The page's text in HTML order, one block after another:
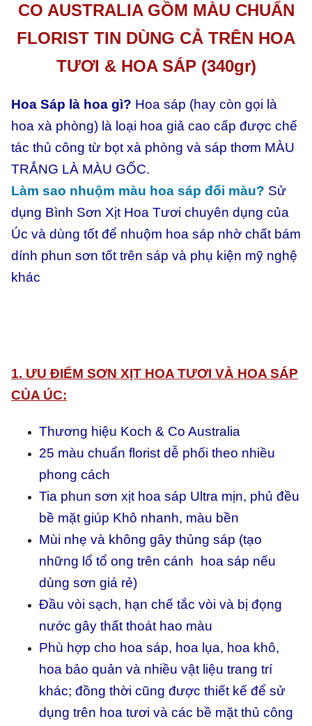
CO AUSTRALIA GỒM MÀU CHUẨN
FLORIST TIN DÙNG CẢ TRÊN HOA
TƯƠI & HOA SÁP (340gr)
Hoa Sáp là hoa gì? Hoa sáp (hay còn gọi là
hoa xà phòng) là loại hoa giả cao cấp được chế
tác thủ công từ bọt xà phòng và sáp thơm MÀU
TRẮNG LÀ MÀU GỐC.
Làm sao nhuộm màu hoa sáp đổi màu? Sử
dụng Bình Sơn Xịt Hoa Tươi chuyên dụng của
Úc và dùng tốt để nhuộm hoa sáp nhờ chất bám
dính phun sơn tốt trên sáp và phụ kiện mỹ nghệ
khác
1. ƯU ĐIỂM SƠN XỊT HOA TƯƠI VÀ HOA SÁP
CỦA ÚC:
Thương hiệu Koch & Co Australia
25 màu chuẩn florist dễ phối theo nhiều
phong cách
Tia phun sơn xịt hoa sáp Ultra mịn, phủ đều
bề mặt giúp Khô nhanh, màu bền
Mùi nhẹ và không gây thủng sáp (tạo
những lổ tổ ong trên cánh hoa sáp nếu
dùng sơn giá rẻ)
Đầu vòi sạch, hạn chế tắc vòi và bị đọng
nước gây thất thoát hao màu
Phù hợp cho hoa sáp, hoa lụa, hoa khô,
hoa bảo quản và nhiều vật liệu trang trí
khác; đồng thời cũng được thiết kế để sử
dụng trên hoa tươi và các bề mặt thủ công